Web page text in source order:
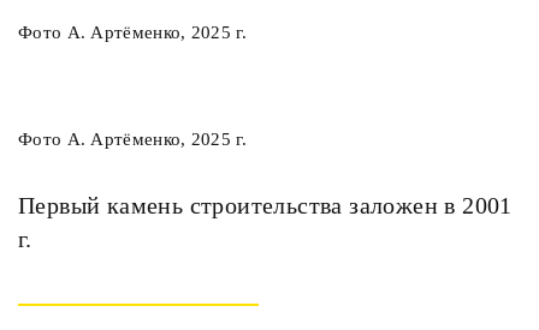
Первый камень строительства заложен в 2001
г.
Фото А. Артёменко, 2025 г.
Фото А. Артёменко, 2025 г.